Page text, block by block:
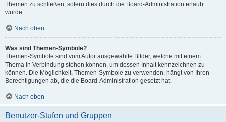
Themen zu schließen, sofern dies durch die Board-Administration erlaubt
wurde.
Nach oben
Was sind Themen-Symbole?
Themen-Symbole sind vom Autor ausgewählte Bilder, welche mit einem
Thema in Verbindung stehen können, um dessen Inhalt kennzeichnen zu
können. Die Möglichkeit, Themen-Symbole zu verwenden, hängt von Ihren
Berechtigungen ab, die die Board-Administration gesetzt hat.
Nach oben
Benutzer-Stufen und Gruppen